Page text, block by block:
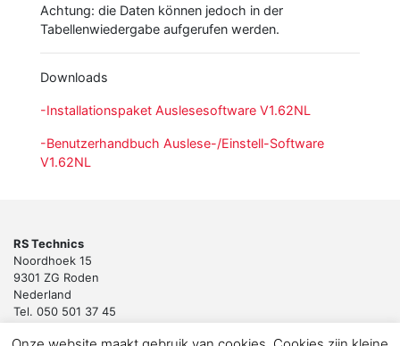
Achtung: die Daten können jedoch in der
Tabellenwiedergabe aufgerufen werden.
Downloads
-Installationspaket Auslesesoftware V1.62NL
-Benutzerhandbuch Auslese-/Einstell-Software
V1.62NL
RS Technics
Noordhoek 15
9301 ZG Roden
Nederland
Tel. 050 501 37 45